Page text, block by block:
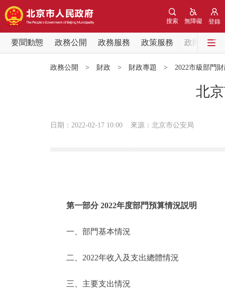
登錄
無障礙
搜索
要聞動態 政務公開 政務服務 政策服務
政民互動
政務公開 > 財政 > 財政專題 > 2022市級部門
北
日期：2022-02-17 10:00 來源：北京市公安局
第一部分 2022年度部門預算情況説明
一、部門基本情況
二、2022年收入及支出總體情況
三、主要支出情況